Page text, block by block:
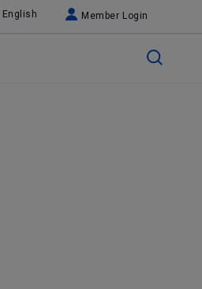
English Member Login